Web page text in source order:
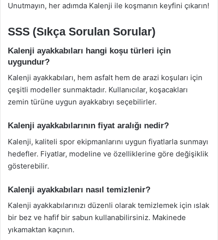
Unutmayın, her adımda Kalenji ile koşmanın keyfini çıkarın!
SSS (Sıkça Sorulan Sorular)
Kalenji ayakkabıları hangi koşu türleri için
uygundur?
Kalenji ayakkabıları, hem asfalt hem de arazi koşuları için
çeşitli modeller sunmaktadır. Kullanıcılar, koşacakları
zemin türüne uygun ayakkabıyı seçebilirler.
Kalenji ayakkabılarının fiyat aralığı nedir?
Kalenji, kaliteli spor ekipmanlarını uygun fiyatlarla sunmayı
hedefler. Fiyatlar, modeline ve özelliklerine göre değişiklik
gösterebilir.
Kalenji ayakkabıları nasıl temizlenir?
Kalenji ayakkabılarınızı düzenli olarak temizlemek için ıslak
bir bez ve hafif bir sabun kullanabilirsiniz. Makinede
yıkamaktan kaçının.